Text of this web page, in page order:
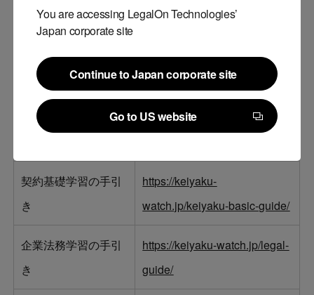
You are accessing LegalOn Technologies’
Japan corporate site
Continue to Japan corporate site
Continue to Japan corporate site
Go to US website
Go to US website
■契約ウォッチで公開している学習コンテンツ一例
動画学習講座
https://keiyaku-
契約基礎学習の手引
き
https://keiyaku-
watch.jp/keiyaku-basic-guide/
企業法務学習の手引
き
https://keiyaku-watch.jp/legal-
guide/